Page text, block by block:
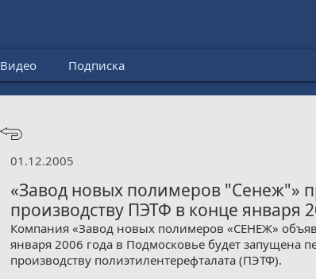
Видео Подписка
01.12.2005
«Завод новых полимеров "Сенеж"»
производству ПЭТФ в конце января
Компания «Завод новых полимеров «СЕНЕЖ»
января 2006 года в Подмосковье будет запущена
производству полиэтилентерефталата (ПЭТФ).